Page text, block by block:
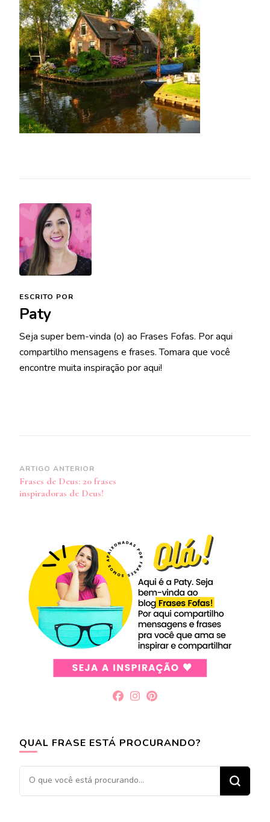
ESCRITO POR
Paty
Seja super bem-vinda (o) ao Frases Fofas. Por aqui
compartilho mensagens e frases. Tomara que você
encontre muita inspiração por aqui!
Navegação
de
post
ARTIGO ANTERIOR
Frases de Deus: 20 frases
inspiradoras de Deus!
QUAL FRASE ESTÁ PROCURANDO?
Procurando
algo?